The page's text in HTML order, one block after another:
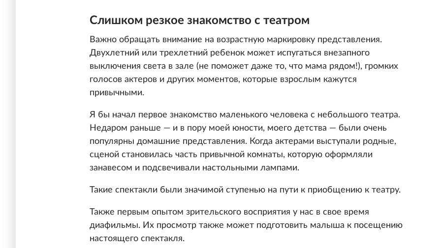
Слишком резкое знакомство с театром
Важно обращать внимание на возрастную маркировку представления.
Двухлетний или трехлетний ребенок может испугаться внезапного
выключения света в зале (не поможет даже то, что мама рядом!), громких
голосов актеров и других моментов, которые взрослым кажутся
привычными.
Я бы начал первое знакомство маленького человека с небольшого театра.
Недаром раньше — и в пору моей юности, моего детства — были очень
популярны домашние представления. Когда актерами выступали родные,
сценой становилась часть привычной комнаты, которую оформляли
занавесом и подсвечивали настольными лампами.
Такие спектакли были значимой ступенью на пути к приобщению к театру.
Также первым опытом зрительского восприятия у нас в свое время
диафильмы. Их просмотр также может подготовить малыша к посещению
настоящего спектакля.